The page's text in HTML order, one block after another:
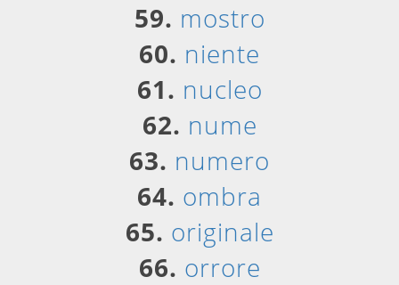
59. mostro
60. niente
61. nucleo
62. nume
63. numero
64. ombra
65. originale
66. orrore